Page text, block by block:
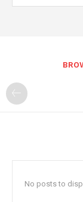
No posts to